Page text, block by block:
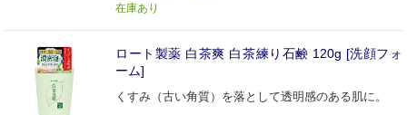
在庫あり
ロート製薬 白茶爽 白茶練り石鹸 120g [洗顔フォ
ーム]
くすみ（古い角質）を落として透明感のある肌に。